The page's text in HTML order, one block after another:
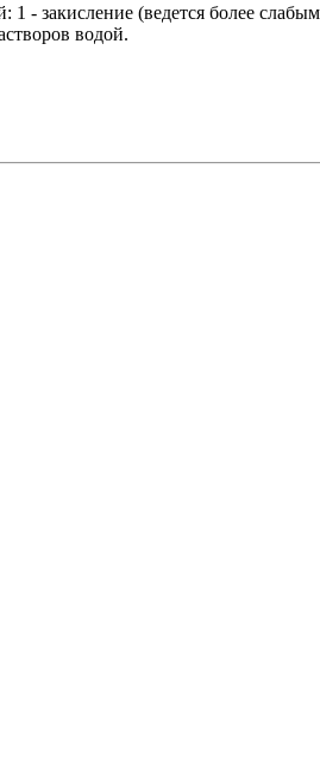
- закисление (ведется более
водой.